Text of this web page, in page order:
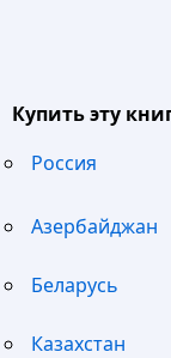
Купить эту
Россия
Азербайджан
Беларусь
Казахстан